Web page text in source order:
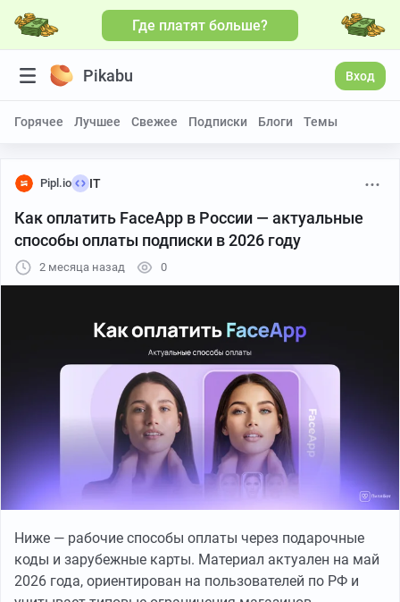
Где платят больше?
Pikabu Вход
Горячее Лучшее Свежее Подписки Блоги Темы
Pipl.io IT
Как оплатить FaceApp в России — актуальные
способы оплаты подписки в 2026 году
2 месяца назад 0
Ниже — рабочие способы оплаты через подарочные
коды и зарубежные карты. Материал актуален на май
2026 года, ориентирован на пользователей по РФ и